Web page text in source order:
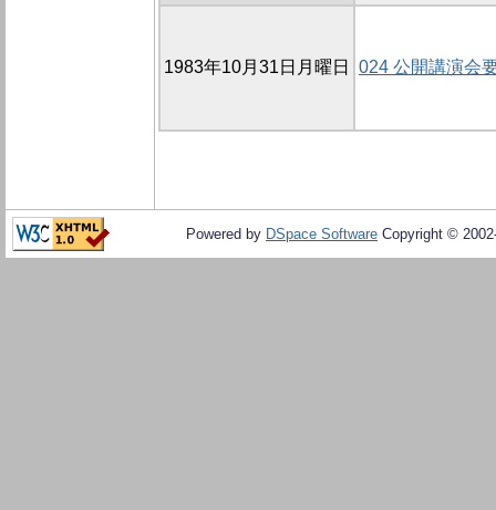
1983年10月31日月曜日 024 公開講演会
Powered by DSpace Software Copyright ©